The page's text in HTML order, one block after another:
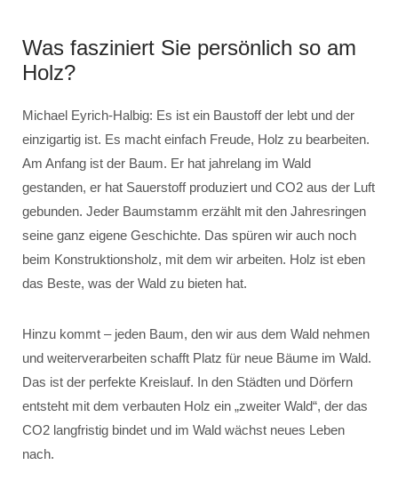
Was fasziniert Sie persönlich so am
Holz?
Michael Eyrich-Halbig: Es ist ein Baustoff der lebt und der
einzigartig ist. Es macht einfach Freude, Holz zu bearbeiten.
Am Anfang ist der Baum. Er hat jahrelang im Wald
gestanden, er hat Sauerstoff produziert und CO2 aus der Luft
gebunden. Jeder Baumstamm erzählt mit den Jahresringen
seine ganz eigene Geschichte. Das spüren wir auch noch
beim Konstruktionsholz, mit dem wir arbeiten. Holz ist eben
das Beste, was der Wald zu bieten hat.
Hinzu kommt – jeden Baum, den wir aus dem Wald nehmen
und weiterverarbeiten schafft Platz für neue Bäume im Wald.
Das ist der perfekte Kreislauf. In den Städten und Dörfern
entsteht mit dem verbauten Holz ein „zweiter Wald“, der das
CO2 langfristig bindet und im Wald wächst neues Leben
nach.